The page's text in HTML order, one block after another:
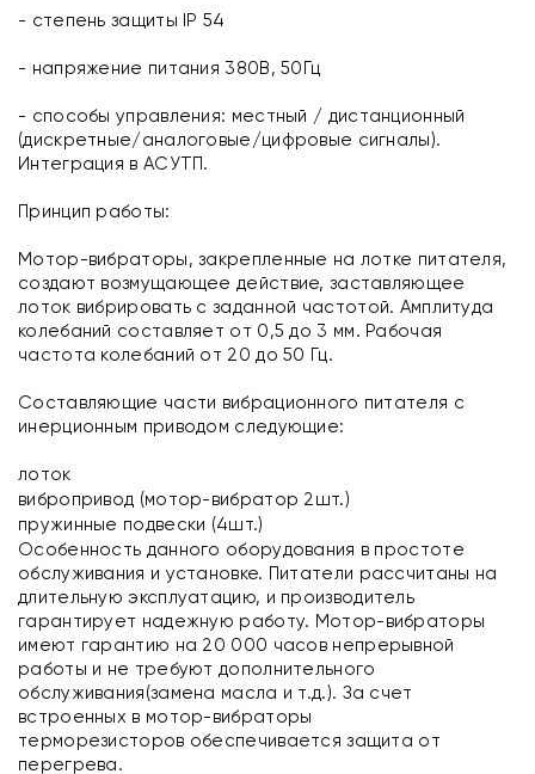
- степень защиты IP 54
- напряжение питания 380В, 50Гц
- способы управления: местный / дистанционный
(дискретные/аналоговые/цифровые сигналы).
Интеграция в АСУТП.
Принцип работы:
Мотор-вибраторы, закрепленные на лотке питателя,
создают возмущающее действие, заставляющее
лоток вибрировать с заданной частотой. Амплитуда
колебаний составляет от 0,5 до 3 мм. Рабочая
частота колебаний от 20 до 50 Гц.
Составляющие части вибрационного питателя с
инерционным приводом следующие:
лоток
вибропривод (мотор-вибратор 2шт.)
пружинные подвески (4шт.)
Особенность данного оборудования в простоте
обслуживания и установке. Питатели рассчитаны на
длительную эксплуатацию, и производитель
гарантирует надежную работу. Мотор-вибраторы
имеют гарантию на 20 000 часов непрерывной
работы и не требуют дополнительного
обслуживания(замена масла и т.д.). За счет
встроенных в мотор-вибраторы
терморезисторов обеспечивается защита от
перегрева.